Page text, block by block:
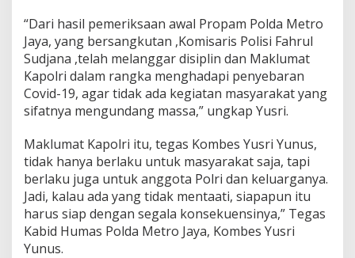
“Dari hasil pemeriksaan awal Propam Polda Metro
Jaya, yang bersangkutan ,Komisaris Polisi Fahrul
Sudjana ,telah melanggar disiplin dan Maklumat
Kapolri dalam rangka menghadapi penyebaran
Covid-19, agar tidak ada kegiatan masyarakat yang
sifatnya mengundang massa,” ungkap Yusri.
Maklumat Kapolri itu, tegas Kombes Yusri Yunus,
tidak hanya berlaku untuk masyarakat saja, tapi
berlaku juga untuk anggota Polri dan keluarganya.
Jadi, kalau ada yang tidak mentaati, siapapun itu
harus siap dengan segala konsekuensinya,” Tegas
Kabid Humas Polda Metro Jaya, Kombes Yusri
Yunus.